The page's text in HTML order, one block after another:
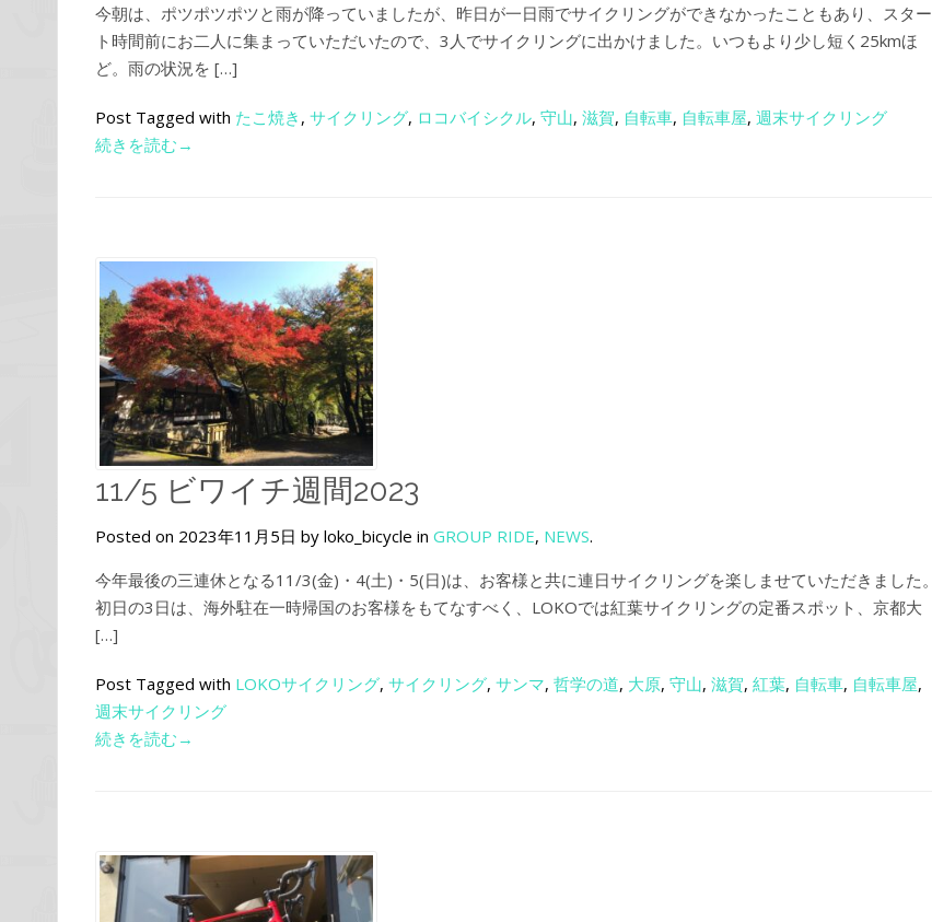
今朝は、ポツポツポツと雨が降っていましたが、昨日が一日雨でサイクリングができなかったこともあり、スター
ト時間前にお二人に集まっていただいたので、3人でサイクリングに出かけました。いつもより少し短く25kmほ
ど。雨の状況を […]
Post Tagged with たこ焼き , サイクリング, ロコバイシクル, 守山, 滋賀, 自転車, 自転車屋, 週末サイクリング
続きを読む→
11/5 ビワイチ週間2023
Posted on 2023年11月5日 by loko_bicycle in GROUP RIDE, NEWS.
今年最後の三連休となる11/3(金)・4(土)・5(日)は、お客様と共に連日サイクリングを楽しませていただきました。
初日の3日は、海外駐在一時帰国のお客様をもてなすべく、LOKOでは紅葉サイクリングの定番スポット、京都大
[…]
Post Tagged with LOKOサイクリング, サイクリング, サンマ, 哲学の道, 大原, 守山, 滋賀, 紅葉, 自転車, 自転車屋,
週末サイクリング
続きを読む→